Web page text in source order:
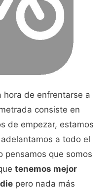
hora de enfrentarse a
consiste en
de empezar, estamos
a todo el
pensamos que somos
tenemos mejor
pero nada más